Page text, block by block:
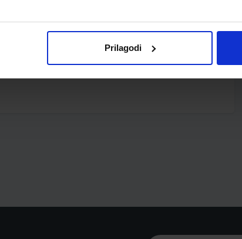
Prilagodi
zipom s gornje strane; otvor za ID karticu